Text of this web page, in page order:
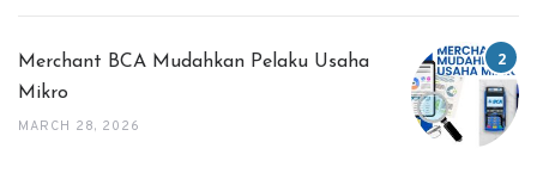
Merchant BCA Mudahkan Pelaku Usaha
Mikro
MARCH 28, 2026